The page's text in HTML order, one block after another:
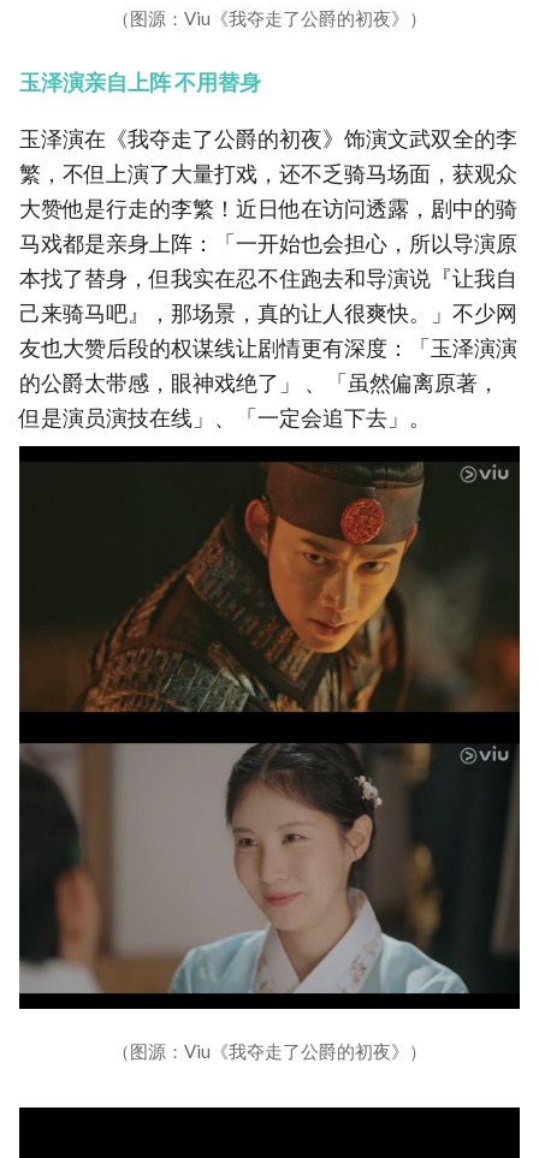
（图源：Viu《我夺走了公爵的初夜》）
玉泽演亲自上阵 不用替身
玉泽演在《我夺走了公爵的初夜》饰演文武双全的李
繁，不但上演了大量打戏，还不乏骑马场面，获观众
大赞他是行走的李繁！近日他在访问透露，剧中的骑
马戏都是亲身上阵：「一开始也会担心，所以导演原
本找了替身，但我实在忍不住跑去和导演说『让我自
己来骑马吧』，那场景，真的让人很爽快。」不少网
友也大赞后段的权谋线让剧情更有深度：「玉泽演演
的公爵太带感，眼神戏绝了」 、「虽然偏离原著，
但是演员演技在线」、「一定会追下去」。
（图源：Viu《我夺走了公爵的初夜》）